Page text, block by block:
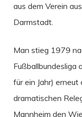
aus dem Verein
Darmstadt.
Man stieg 1979
Fußballbundesliga
für ein Jahr)
dramatischen
Mannheim den